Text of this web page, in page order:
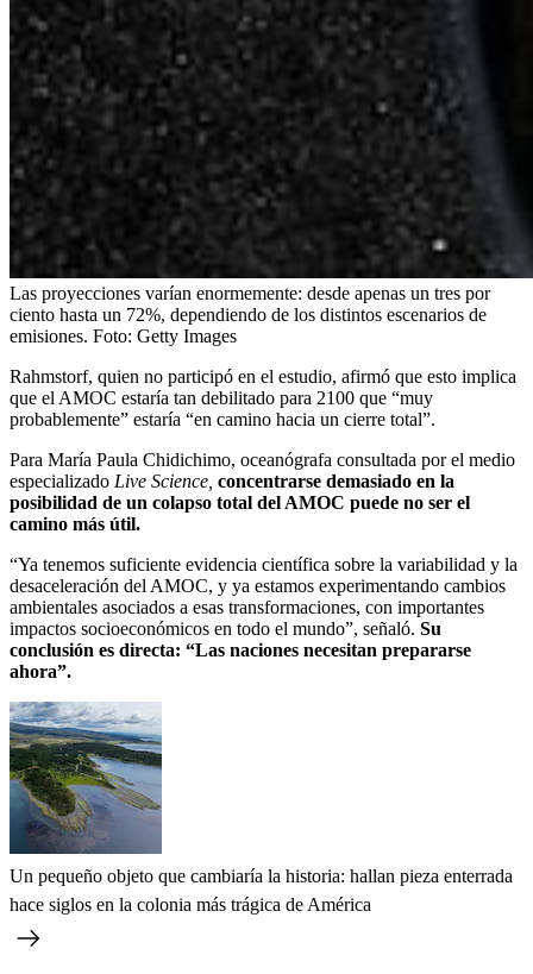
Las proyecciones varían enormemente: desde apenas un tres por
ciento hasta un 72%, dependiendo de los distintos escenarios de
emisiones. Foto: Getty Images
Rahmstorf, quien no participó en el estudio, afirmó que esto implica
que el AMOC estaría tan debilitado para 2100 que “muy
probablemente” estaría “en camino hacia un cierre total”.
Para María Paula Chidichimo, oceanógrafa consultada por el medio
especializado Live Science, concentrarse demasiado en la
posibilidad de un colapso total del AMOC puede no ser el
camino más útil.
“Ya tenemos suficiente evidencia científica sobre la variabilidad y la
desaceleración del AMOC, y ya estamos experimentando cambios
ambientales asociados a esas transformaciones, con importantes
impactos socioeconómicos en todo el mundo”, señaló. Su
conclusión es directa: “Las naciones necesitan prepararse
ahora”.
Un pequeño objeto que cambiaría la historia: hallan pieza enterrada
hace siglos en la colonia más trágica de América